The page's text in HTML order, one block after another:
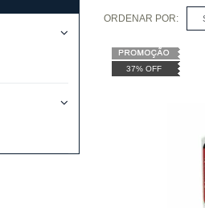
ORDENAR POR:
37% OFF